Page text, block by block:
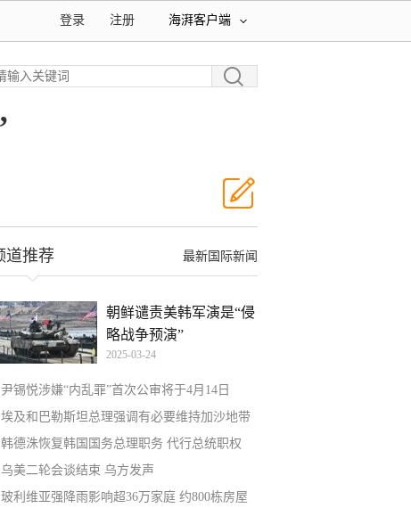
海湃客户端
注册
登录
最新国际新闻
道推荐
朝鲜谴责美韩军演是“侵
略战争预演”
2025-03-24
尹锡悦涉嫌“内乱罪”首次公审将于4月14日
埃及和巴勒斯坦总理强调有必要维持加沙地带
韩德洙恢复韩国国务总理职务 代行总统职权
乌美二轮会谈结束 乌方发声
玻利维亚强降雨影响超36万家庭 约800栋房屋